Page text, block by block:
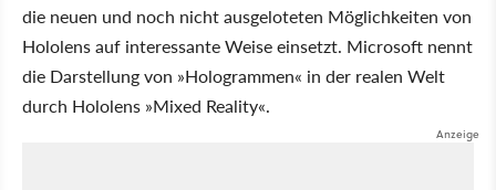
die neuen und noch nicht ausgeloteten Möglichkeiten von
Hololens auf interessante Weise einsetzt. Microsoft nennt
die Darstellung von »Hologrammen« in der realen Welt
durch Hololens »Mixed Reality«.